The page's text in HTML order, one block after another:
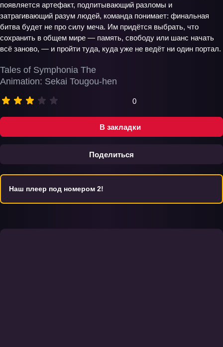
В закладки
Поделиться
Tales of Symphonia The
Animation: Sekai Tougou-hen
0
появляется артефакт, подпитывающий разломы и
затрагивающий разум людей, команда понимает: финальная
битва будет не про силу меча. Им придётся выбрать, что
сохранить в общем мире — память, свободу или шанс начать
всё заново, — и пройти туда, куда уже не ведёт ни один портал.
Наш плеер под номером 2!